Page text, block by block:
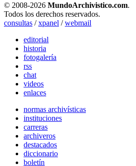
© 2008-2026 MundoArchivistico.com.
Todos los derechos reservados.
consultas /xpanel /webmail
editorial
historia
fotogalería
rss
chat
videos
enlaces
normas archivísticas
instituciones
carreras
archiveros
destacados
diccionario
boletín